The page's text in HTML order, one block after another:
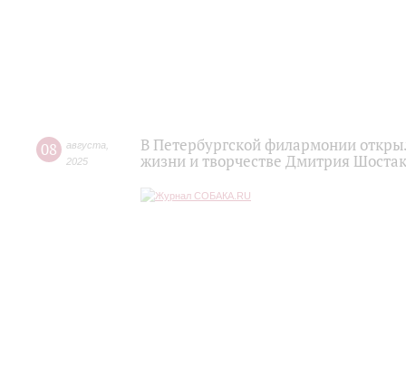
08 августа
2025
В Петербургской филармонии
жизни и творчестве Дмитрия